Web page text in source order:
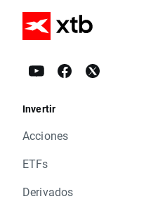
Invertir
Acciones
ETFs
Derivados